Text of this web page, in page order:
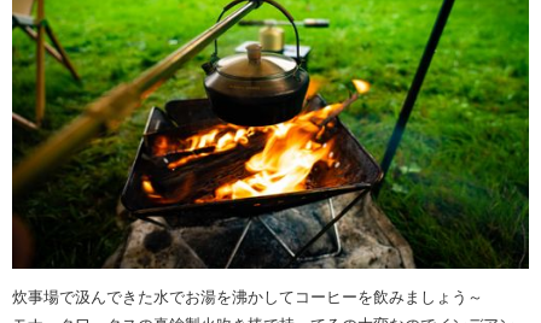
炊事場で汲んできた水でお湯を沸かしてコーヒーを飲みましょう～